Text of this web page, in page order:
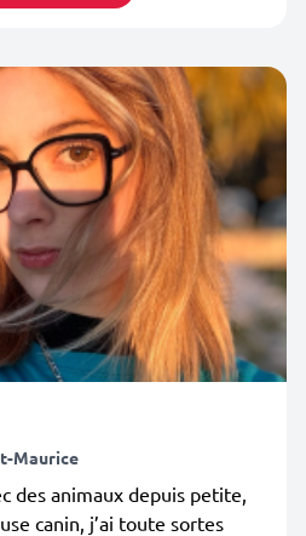
Maurice
des animaux depuis petite,
canin, j’ai toute sortes